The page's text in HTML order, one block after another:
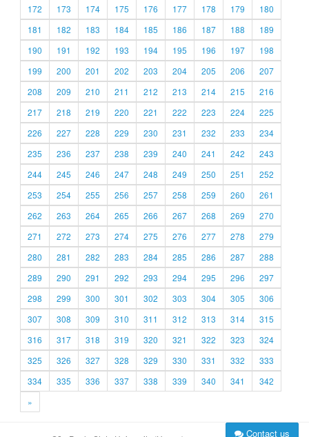
172
173 174 175 176 177 178 179
180
181
182 183 184 185 186 187 188
189
190
191 192 193 194 195 196 197
198
199
200 201 202 203 204 205 206
207
208
209 210 211 212 213 214 215
216
217
218 219 220 221 222 223 224
225
226
227 228 229 230 231 232 233
234
235
236 237 238 239 240 241 242
243
244
245 246 247 248 249 250 251
252
253
254 255 256 257 258 259 260
261
262
263 264 265 266 267 268 269
270
271
272 273 274 275 276 277 278
279
280
281 282 283 284 285 286 287
288
289
290 291 292 293 294 295 296
297
298
299 300 301 302 303 304 305
306
307
308 309 310 311 312 313 314
315
316
317 318 319 320 321 322 323
324
325
326 327 328 329 330 331 332
333
334
335 336 337 338 339 340 341
342
»
Contact us